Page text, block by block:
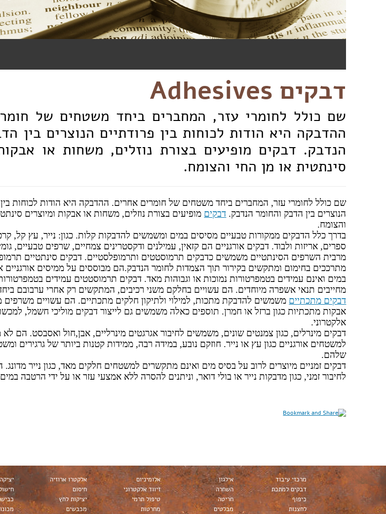
דבקים Adhesives
שם כולל לחומרי עזר, המחברים ביחד משטחים של
ההדבקה היא הודות לכוחות בין פרודתיים הנוצרים בין
הנדבק. דבקים מופיעים בצורת נוזלים, משחות או
סינתטית או מן החי והצומח.
שם כולל לחומרי עזר, המחברים ביחד משטחים של חומרים אחרים. ההדבקה היא הודות לכוחות בין
הנוצרים בין הדבק והחומר הנדבק. דבקים מופיעים בצורת נוזלים, משחות או אבקות ומיוצרים
והצומח.
בדרך כלל הדבקים ממקורות טבעיים מסיסים במים ומשמשים להדבקות קלות. כגון: נייר, עץ קל,
ספרים, אריזות ולבוד. דבקים אורגניים הם קזאין, עמילנים ודקסטרינים צמחיים, שרפים טבעיים,
מרבית השרפים הסינתטיים משמשים כדבקים תרמוסטטים ותרמופלסטיים. דבקים סינתטיים
מתרככים בחימום ומתקשים בקירור תוך הצמדות לחומר הנדבק.הם מבוססים על ממיסים אורגניים
מחייבים תנאי אשפרה מיוחדים. הם עשויים בחלקם משני רכיבים, המתקשים רק אחרי ערבובם
דבקים מתכתיים משמשים להדבקת מתכות, למילוי ולתיקון חלקים מתכתיים. הם עשויים משרפים
אבקות מתכתיות כגון ברזל או חמרן. תוספים כאלה משמשים גם לייצור דבקים מוליכי חשמל,
אלקטרוני.
דבקים מינרלים, כגון צמנטים שונים, משמשים לחיבור אגרגטים מינרליים, אבן,חול ואסבסט. הם
למשטחים אורגניים כגון עץ או נייר. חוזקם נובע, במידה רבה, ממידות קטנות ביותר של גרגירים
שלהם.
דבקים זמניים מיוצרים לרוב על בסיס מים ואינם מתקשרים למשטחים חלקים מאד, כגון נייר
לחיבור זמני, כגון מדבקות נייר או בולי דואר, וניתנים להסרה ללא אמצעי עזר או על ידי הרטבה
מרכזי עיבוד אילגון אלומיניום אלקטרו ארוזיה יציקה
דבקים למתכת
השחרה זיווד אלקטרוני חיסום
כיפוף
חריטה טיפול תרמי יציקות לחץ
לחצנות
מבלטים מחרטות מכבשים